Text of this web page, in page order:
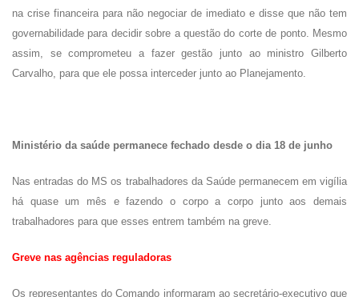
na crise financeira para não negociar de imediato e disse que não tem
governabilidade para decidir sobre a questão do corte de ponto. Mesmo
assim, se comprometeu a fazer gestão junto ao ministro Gilberto
Carvalho, para que ele possa interceder junto ao Planejamento.
Ministério da saúde permanece fechado desde o dia 18 de junho
Nas entradas do MS os trabalhadores da Saúde permanecem em vigília
há quase um mês e fazendo o corpo a corpo junto aos demais
trabalhadores para que esses entrem também na greve.
Greve nas agências reguladoras
Os representantes do Comando informaram ao secretário-executivo que